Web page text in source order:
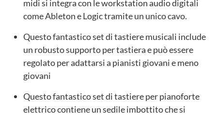
midi si integra con le workstation audio digitali
come Ableton e Logic tramite un unico cavo.
Questo fantastico set di tastiere musicali include
un robusto supporto per tastiera e può essere
regolato per adattarsi a pianisti giovani e meno
giovani
Questo fantastico set di tastiere per pianoforte
elettrico contiene un sedile imbottito che si